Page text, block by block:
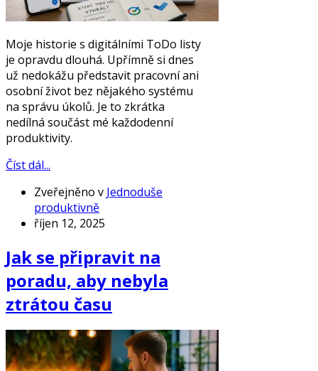
Moje historie s digitálními ToDo listy
je opravdu dlouhá. Upřímně si dnes
už nedokážu představit pracovní ani
osobní život bez nějakého systému
na správu úkolů. Je to zkrátka
nedílná součást mé každodenní
produktivity.
Číst dál...
Zveřejněno v Jednoduše
produktivně
říjen 12, 2025
Jak se připravit na
poradu, aby nebyla
ztrátou času